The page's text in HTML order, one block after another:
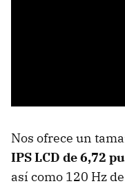
Nos ofrece un
IPS LCD de 6,72
así como 120 Hz